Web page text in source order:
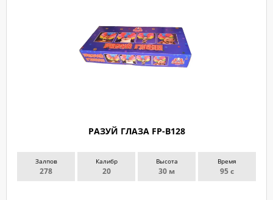
РАЗУЙ ГЛАЗА FP-B128
Залпов
278
Калибр
20
Высота
30 м
Время
95 с